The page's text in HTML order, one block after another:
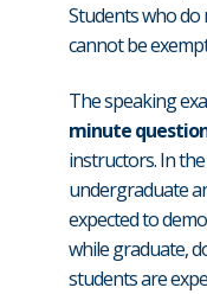
Students who do
cannot be
The speaking
minute
instructors. In
undergraduate
expected to
while graduate,
students are